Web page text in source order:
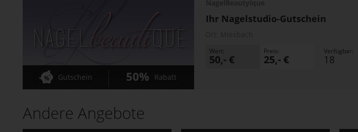
Ihr Nagelstudio-Gutschein
Gutschein 50% Rabatt
Wert:
50,- €
Preis:
25,- €
Verfügbar:
18
Andere Angebote